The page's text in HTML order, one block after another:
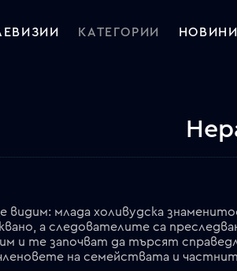
КАТЕГОРИИ НОВИНИ
видим: млада холивудска
а следователите са
и те започват да търсят